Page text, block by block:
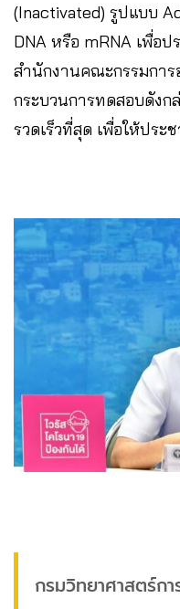
(Inactivated) รูปแบบ
DNA หรือ mRNA เพื่อ
สำนักงานคณะกรรมการ
กระบวนการทดสอบดังก
รวดเร็วที่สุด เพื่อให้ปร
กรมวิทยาศาสตร์ก